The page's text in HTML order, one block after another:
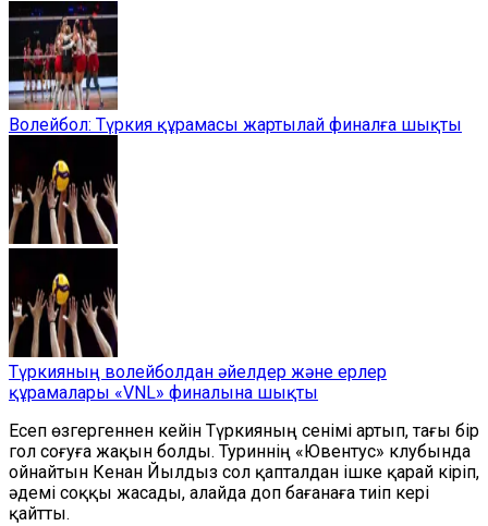
Волейбол: Түркия құрамасы жартылай финалға шықты
Түркияның волейболдан әйелдер және ерлер
құрамалары «VNL» финалына шықты
Есеп өзгергеннен кейін Түркияның сенімі артып, тағы бір
гол соғуға жақын болды. Туриннің «Ювентус» клубында
ойнайтын Кенан Йылдыз сол қапталдан ішке қарай кіріп,
әдемі соққы жасады, алайда доп бағанаға тиіп кері
қайтты.